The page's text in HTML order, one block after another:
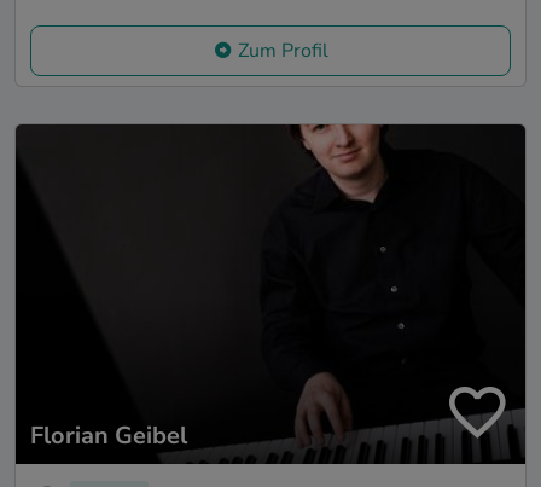
Zum Profil
Florian Geibel